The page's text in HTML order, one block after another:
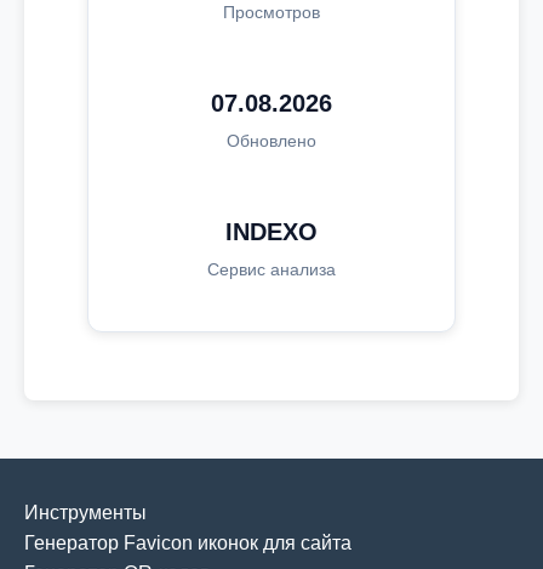
Просмотров
07.08.2026
Обновлено
INDEXO
Сервис анализа
Инструменты
Генератор Favicon иконок для сайта